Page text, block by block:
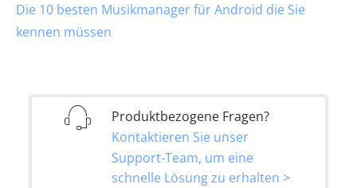
Die 10 besten Musikmanager für Android die Sie
kennen müssen
Produktbezogene Fragen?
Kontaktieren Sie unser
Support-Team, um eine
schnelle Lösung zu erhalten >